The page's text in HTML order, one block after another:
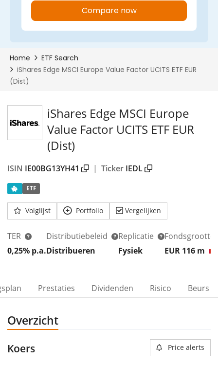
iShares Edge MSCI Europe
Value Factor UCITS ETF EUR
(Dist)
ISIN IE00BG13YH41 | Ticker IEDL
ETF
Volglijst Portfolio Vergelijken
TER
0,25% p.a.
Distributiebeleid
Distribueren
Replicatie
Fysiek
Fondsgrootte
EUR 116 m
Prestaties Dividenden Risico Beurs
Overzicht
Koers Price alerts